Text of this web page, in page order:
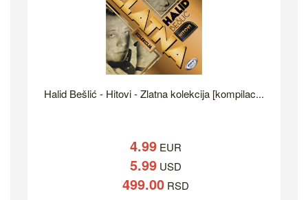
Halid Bešlić - Hitovi - Zlatna kolekcija [kompilac...
4.99 EUR
5.99 USD
499.00 RSD